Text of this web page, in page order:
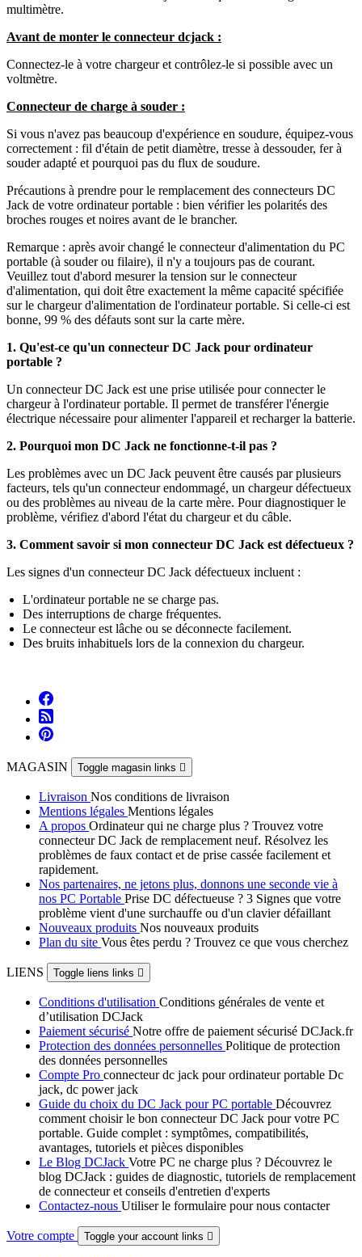
multimètre.
Avant de monter le connecteur dcjack :
Connectez-le à votre chargeur et contrôlez-le si possible avec un
voltmètre.
Connecteur de charge à souder :
Si vous n'avez pas beaucoup d'expérience en soudure, équipez-vous
correctement : fil d'étain de petit diamètre, tresse à dessouder, fer à
souder adapté et pourquoi pas du flux de soudure.
Précautions à prendre pour le remplacement des connecteurs DC
Jack de votre ordinateur portable : bien vérifier les polarités des
broches rouges et noires avant de le brancher.
Remarque : après avoir changé le connecteur d'alimentation du PC
portable (à souder ou filaire), il n'y a toujours pas de courant.
Veuillez tout d'abord mesurer la tension sur le connecteur
d'alimentation, qui doit être exactement la même capacité spécifiée
sur le chargeur d'alimentation de l'ordinateur portable. Si celle-ci est
bonne, 99 % des défauts sont sur la carte mère.
1. Qu'est-ce qu'un connecteur DC Jack pour ordinateur
portable ?
Un connecteur DC Jack est une prise utilisée pour connecter le
chargeur à l'ordinateur portable. Il permet de transférer l'énergie
électrique nécessaire pour alimenter l'appareil et recharger la batterie.
2. Pourquoi mon DC Jack ne fonctionne-t-il pas ?
Les problèmes avec un DC Jack peuvent être causés par plusieurs
facteurs, tels qu'un connecteur endommagé, un chargeur défectueux
ou des problèmes au niveau de la carte mère. Pour diagnostiquer le
problème, vérifiez d'abord l'état du chargeur et du câble.
3. Comment savoir si mon connecteur DC Jack est défectueux ?
Les signes d'un connecteur DC Jack défectueux incluent :
L'ordinateur portable ne se charge pas.
Des interruptions de charge fréquentes.
Le connecteur est lâche ou se déconnecte facilement.
Des bruits inhabituels lors de la connexion du chargeur.
MAGASIN Toggle magasin links 
Livraison Nos conditions de livraison
Mentions légales Mentions légales
A propos Ordinateur qui ne charge plus ? Trouvez votre
connecteur DC Jack de remplacement neuf. Résolvez les
problèmes de faux contact et de prise cassée facilement et
rapidement.
Nos partenaires, ne jetons plus, donnons une seconde vie à
nos PC Portable Prise DC défectueuse ? 3 Signes que votre
problème vient d'une surchauffe ou d'un clavier défaillant
Nouveaux produits Nos nouveaux produits
Plan du site Vous êtes perdu ? Trouvez ce que vous cherchez
LIENS Toggle liens links 
Conditions d'utilisation Conditions générales de vente et
d’utilisation DCJack
Paiement sécurisé Notre offre de paiement sécurisé DCJack.fr
Protection des données personnelles Politique de protection
des données personnelles
Compte Pro connecteur dc jack pour ordinateur portable Dc
jack, dc power jack
Guide du choix du DC Jack pour PC portable Découvrez
comment choisir le bon connecteur DC Jack pour votre PC
portable. Guide complet : symptômes, compatibilités,
avantages, tutoriels et pièces disponibles
Le Blog DCJack Votre PC ne charge plus ? Découvrez le
blog DCJack : guides de diagnostic, tutoriels de remplacement
de connecteur et conseils d'entretien d'experts
Contactez-nous Utiliser le formulaire pour nous contacter
Votre compte Toggle your account links 